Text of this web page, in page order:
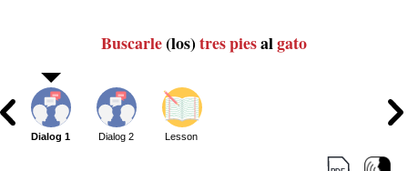
Buscarle(los)tres piesalgato
Dialog 1 Dialog 2 Lesson